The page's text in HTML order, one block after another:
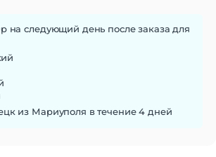
M.2 2280
SATA
на следующий день после заказа для
из Мариуполя в течение 4 дней